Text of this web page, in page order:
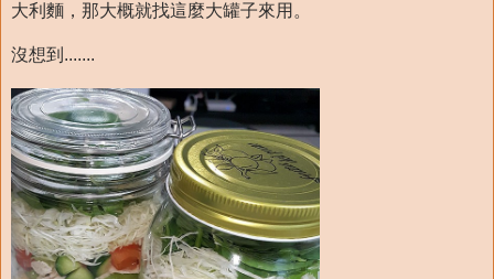
大利麵，那大概就找這麼大罐子來用。
沒想到.......